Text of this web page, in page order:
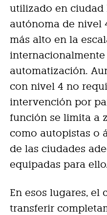
utilizado en
autónoma de nivel
más alto en la
automatización.
con nivel 4 no
intervención por
función se limita a
como autopistas o
de las ciudades
equipadas para
En esos lugares, el
transferir